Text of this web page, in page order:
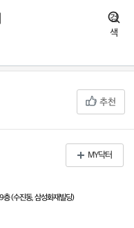
검
색
추천
층 (수진동, 삼성화재빌딩)
MY닥터